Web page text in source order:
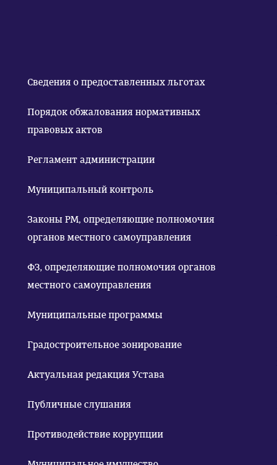
Сведения о предоставленных льготах
Порядок обжалования нормативных
правовых актов
Регламент администрации
Муниципальный контроль
Законы РМ, определяющие полномочия
органов местного самоуправления
ФЗ, определяющие полномочия органов
местного самоуправления
Муниципальные программы
Градостроительное зонирование
Актуальная редакция Устава
Публичные слушания
Противодействие коррупции